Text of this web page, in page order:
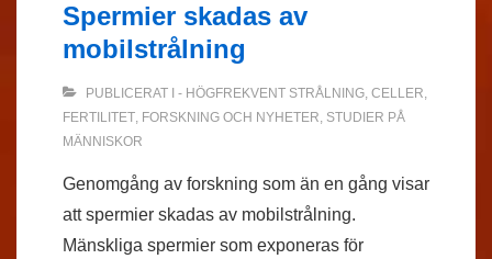
Spermier skadas av
mobilstrålning
PUBLICERAT I - HÖGFREKVENT STRÅLNING, CELLER,
FERTILITET, FORSKNING OCH NYHETER, STUDIER PÅ
MÄNNISKOR
Genomgång av forskning som än en gång visar
att spermier skadas av mobilstrålning.
Mänskliga spermier som exponeras för